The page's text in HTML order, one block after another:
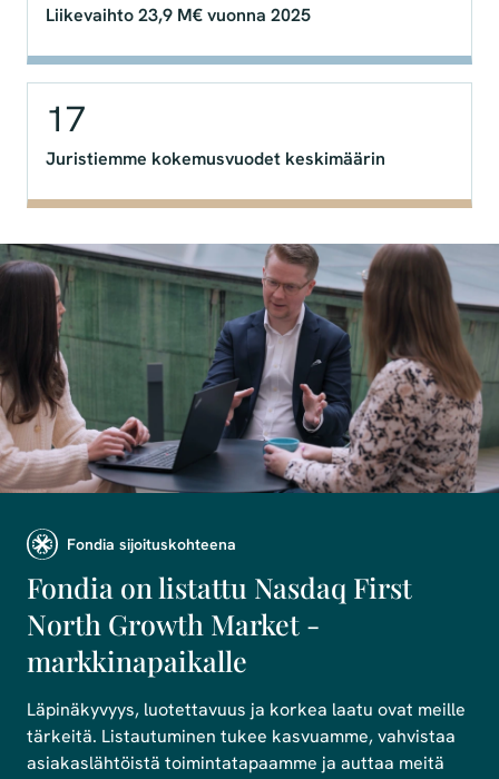
Liikevaihto 23,9 M€ vuonna 2025
17
Juristiemme kokemusvuodet keskimäärin
Fondia sijoituskohteena
Fondia on listattu Nasdaq First
North Growth Market -
markkinapaikalle
Läpinäkyvyys, luotettavuus ja korkea laatu ovat meille
tärkeitä. Listautuminen tukee kasvuamme, vahvistaa
asiakaslähtöistä toimintatapaamme ja auttaa meitä